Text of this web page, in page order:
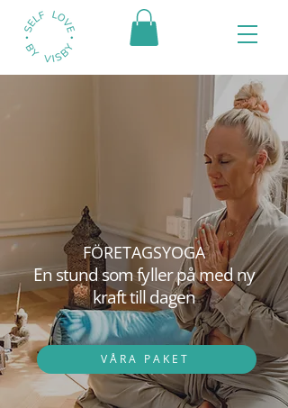
FÖRETAGSYOGA
En stund som fyller på med ny
kraft till dagen
VÅRA PAKET